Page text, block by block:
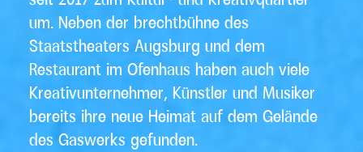
um. Neben der brechtbühne des
Staatstheaters Augsburg und dem
Restaurant im Ofenhaus haben auch viele
Kreativunternehmer, Künstler und Musiker
bereits ihre neue Heimat auf dem Gelände
des Gaswerks gefunden.